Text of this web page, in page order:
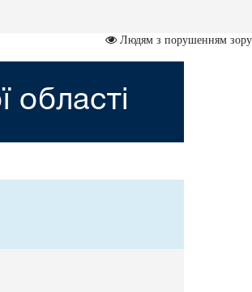
Людям з порушенням зору
області